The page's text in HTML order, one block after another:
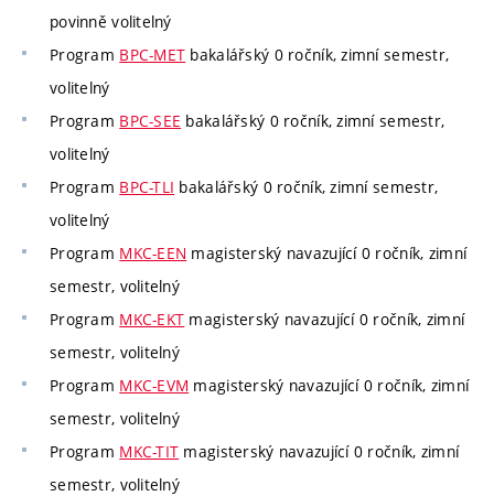
povinně volitelný
Program BPC-MET bakalářský 0 ročník, zimní semestr,
volitelný
Program BPC-SEE bakalářský 0 ročník, zimní semestr,
volitelný
Program BPC-TLI bakalářský 0 ročník, zimní semestr,
volitelný
Program MKC-EEN magisterský navazující 0 ročník, zimní
semestr, volitelný
Program MKC-EKT magisterský navazující 0 ročník, zimní
semestr, volitelný
Program MKC-EVM magisterský navazující 0 ročník, zimní
semestr, volitelný
Program MKC-TIT magisterský navazující 0 ročník, zimní
semestr, volitelný